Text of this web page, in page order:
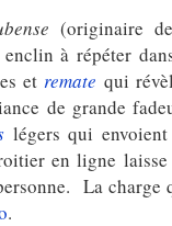
(originaire
à répéter
etremate qui
de grande
légers qui
en ligne
La charge
.